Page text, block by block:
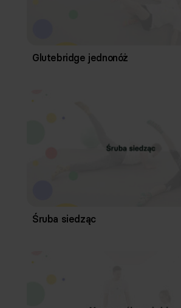
Glutebridge jednonóż
Śruba siedząc